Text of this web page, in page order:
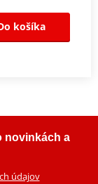
košíka
novinkách a
údajov